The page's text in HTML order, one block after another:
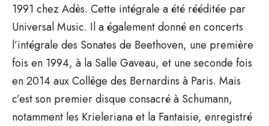
1991 chez Adès. Cette intégrale a été rééditée par
Universal Music. Il a également donné en concerts
l’intégrale des Sonates de Beethoven, une première
fois en 1994, à la Salle Gaveau, et une seconde fois
en 2014 aux Collège des Bernardins à Paris. Mais
c’est son premier disque consacré à Schumann,
notamment les Krieleriana et la Fantaisie, enregistré